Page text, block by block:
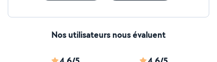
Nos utilisateurs nous évaluent